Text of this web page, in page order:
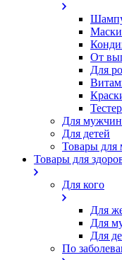
Маски
От
Для
Для мужчин
Для детей
Товары
Товары для
Для кого
Для
Для
Для
По